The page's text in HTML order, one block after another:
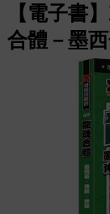
【電子書
合體－墨